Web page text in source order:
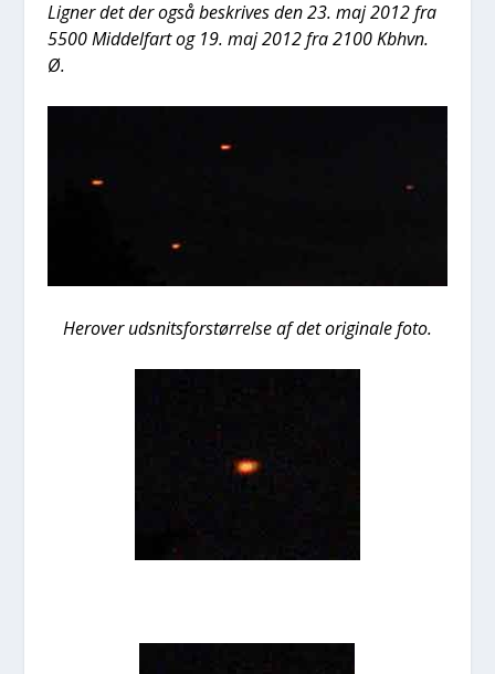
Lig­ner det der også beskri­ves den 23. maj 2012 fra
5500 Mid­del­fart og 19. maj 2012 fra 2100 Kbhvn.
Ø.
Her­over udsnits­for­stør­rel­se af det ori­gi­na­le foto.